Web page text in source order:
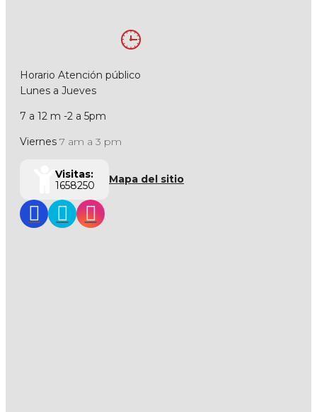
Horario Atención público
Lunes a Jueves
7 a 12 m -2 a 5pm
Viernes 7 am a 3 pm
Visitas:
1658250
Mapa del sitio